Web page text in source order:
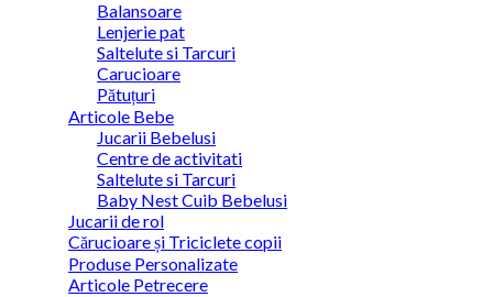
Balansoare
Lenjerie pat
Saltelute si Tarcuri
Carucioare
Pătuțuri
Articole Bebe
Jucarii Bebelusi
Centre de activitati
Saltelute si Tarcuri
Baby Nest Cuib Bebelusi
Jucarii de rol
Cărucioare și Triciclete copii
Produse Personalizate
Articole Petrecere